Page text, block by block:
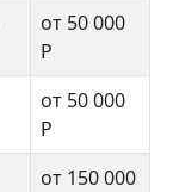
от 50 000
Р
от 50 000
Р
от 150 000